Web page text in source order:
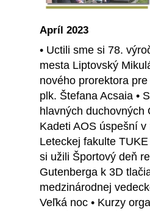
Apríl 2023
• Uctili sme si 78.
mesta Liptovský
nového prorektora
plk. Štefana Acsaia •
hlavných duchovných
Kadeti AOS úspešní
Leteckej fakulte
si užili Športový deň
Gutenberga k 3D
medzinárodnej
Veľká noc • Kurzy